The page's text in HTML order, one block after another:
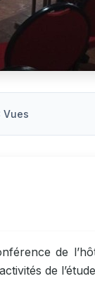
Vues
de
de